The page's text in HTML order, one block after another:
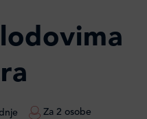
Za 2 osobe